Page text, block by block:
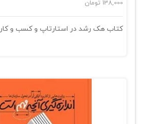
138,000 تومان
کتاب هک رشد در استارتاپ و کسب و کار